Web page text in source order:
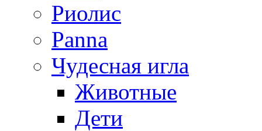
Риолис
Panna
Чудесная игла
Животные
Дети